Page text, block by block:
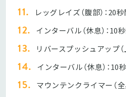
レッグレイズ（腹部）：20
インターバル（休息）：10
リバースプッシュアップ（
インターバル（休息）：10
マウンテンクライマー（全